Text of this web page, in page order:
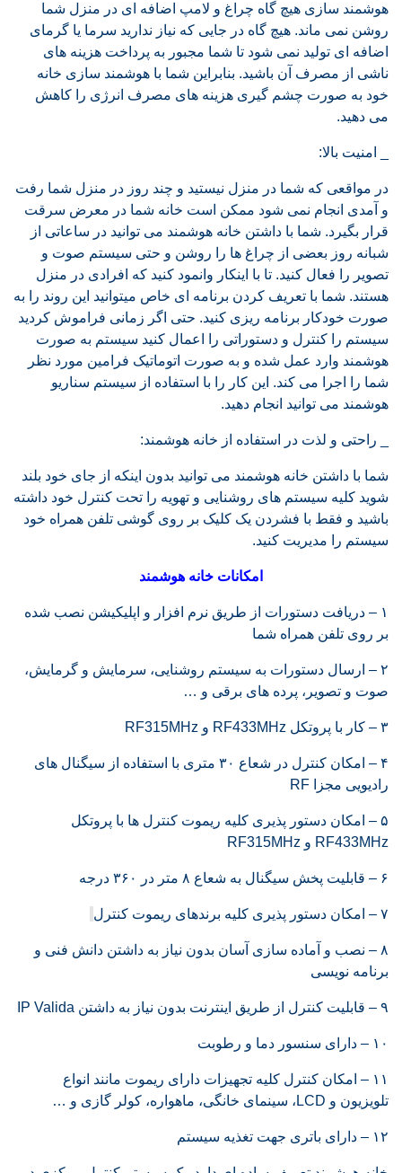
هوشمند سازی هیچ گاه چراغ و لامپ اضافه ای در منزل شما
روشن نمی ماند. هیچ گاه در جایی که نیاز ندارید سرما یا گرمای
اضافه ای تولید نمی شود تا شما مجبور به پرداخت هزینه های
ناشی از مصرف آن باشید. بنابراین شما با هوشمند سازی خانه
خود به صورت چشم گیری هزینه های مصرف انرژی را کاهش
می دهید.
_ امنیت بالا:
در مواقعی که شما در منزل نیستید و چند روز در منزل شما رفت
و آمدی انجام نمی شود ممکن است خانه شما در معرض سرقت
قرار بگیرد. شما با داشتن خانه هوشمند می توانید در ساعاتی از
شبانه روز بعضی از چراغ ها را روشن و حتی سیستم صوت و
تصویر را فعال کنید. تا با اینکار وانمود کنید که افرادی در منزل
هستند. شما با تعریف کردن برنامه ای خاص میتوانید این روند را به
صورت خودکار برنامه ریزی کنید. حتی اگر زمانی فراموش کردید
سیستم را کنترل و دستوراتی را اعمال کنید سیستم به صورت
هوشمند وارد عمل شده و به صورت اتوماتیک فرامین مورد نظر
شما را اجرا می کند. این کار را با استفاده از سیستم سناریو
هوشمند می توانید انجام دهید.
_ راحتی و لذت در استفاده از خانه هوشمند:
شما با داشتن خانه هوشمند می توانید بدون اینکه از جای خود بلند
شوید کلیه سیستم های روشنایی و تهویه را تحت کنترل خود داشته
باشید و فقط با فشردن یک کلیک بر روی گوشی تلفن همراه خود
سیستم را مدیریت کنید.
امکانات خانه هوشمند
۱ – دریافت دستورات از طریق نرم افزار و اپلیکیشن نصب شده
بر روی تلفن همراه شما
۲ – ارسال دستورات به سیستم روشنایی، سرمایش و گرمایش،
صوت و تصویر، پرده های برقی و …
۳ – کار با پروتکل RF433MHz و RF315MHz
۴ – امکان کنترل در شعاع ۳۰ متری با استفاده از سیگنال های
رادیویی مجزا RF
۵ – امکان دستور پذیری کلیه ریموت کنترل ها با پروتکل
RF433MHz و RF315MHz
۶ – قابلیت پخش سیگنال به شعاع ۸ متر در ۳۶۰ درجه
۷ – امکان دستور پذیری کلیه برندهای ریموت کنترل
۸ – نصب و آماده سازی آسان بدون نیاز به داشتن دانش فنی و
برنامه نویسی
۹ – قابلیت کنترل از طریق اینترنت بدون نیاز به داشتن IP Valida
۱۰ – دارای سنسور دما و رطوبت
۱۱ – امکان کنترل کلیه تجهیزات دارای ریموت مانند انواع
تلویزیون و LCD، سینمای خانگی، ماهواره، کولر گازی و …
۱۲ – دارای باتری جهت تغذیه سیستم